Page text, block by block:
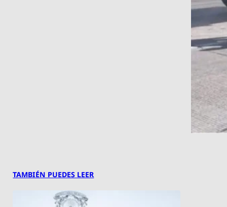
TAMBIÉN PUEDES LEER